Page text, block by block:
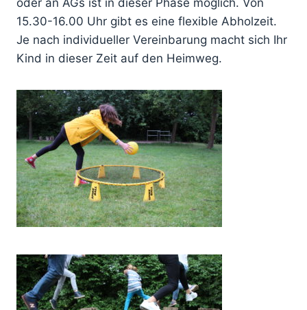
oder an AGs ist in dieser Phase möglich. Von
15.30-16.00 Uhr gibt es eine flexible Abholzeit.
Je nach individueller Vereinbarung macht sich Ihr
Kind in dieser Zeit auf den Heimweg.